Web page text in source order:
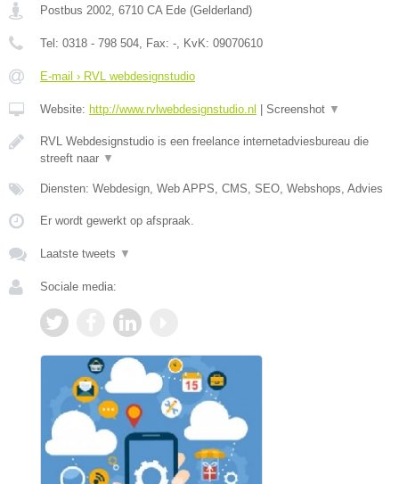
Postbus 2002 6710 CA Ede (Gelderland)
Tel: 0318 - 798 504 , Fax: - , KvK: 09070610
E-mail › RVL webdesignstudio
Website: http://www.rvlwebdesignstudio.nl Screenshot ▼
RVL Webdesignstudio is een freelance internetadviesbureau die
streeft naar ▼
Diensten: Webdesign, Web APPS, CMS, SEO, Webshops, Advies
Er wordt gewerkt op afspraak.
Laatste tweets ▼
Sociale media: